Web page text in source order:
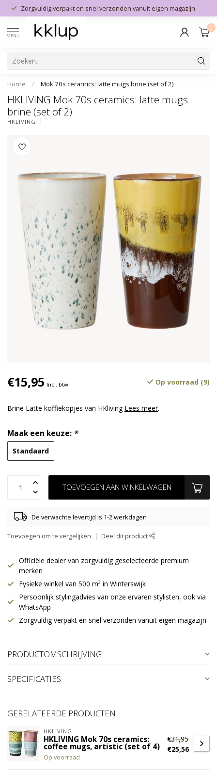
Zorgvuldig verpakt en snel verzonden vanuit eigen magazijn
MENU
0
Home / Mok 70s ceramics: latte mugs brine (set of 2)
HKLIVING Mok 70s ceramics: latte mugs
brine (set of 2)
HKLIVING
€15,95 Incl. btw Op voorraad (9)
Brine Latte koffiekopjes van HKliving Lees meer.
Maak een keuze: *
Standaard
TOEVOEGEN AAN WINKELWAGEN
De verwachte levertijd is 1-2 werkdagen
Toevoegen om te vergelijken Deel dit product
Officiële dealer van zorgvuldig geselecteerde premium
merken
Fysieke winkel van 500 m² in Winterswijk
Persoonlijk stylingadvies van onze ervaren stylisten, ook via
WhatsApp
Zorgvuldig verpakt en snel verzonden vanuit eigen magazijn
PRODUCTOMSCHRIJVING
SPECIFICATIES
GERELATEERDE PRODUCTEN
HKLIVING
HKLIVING Mok 70s ceramics:
coffee mugs, artistic (set of 4)
Op voorraad
€31,95
€25,56